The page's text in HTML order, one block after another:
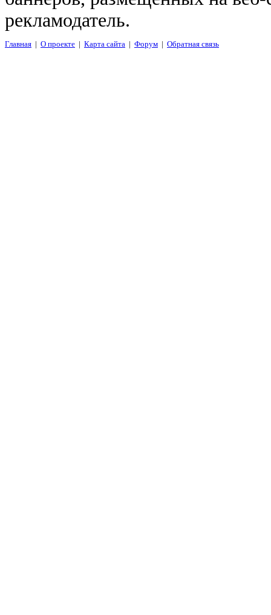
рекламодатель.
Главная | О проекте | Карта сайта | Форум | Обратная связь